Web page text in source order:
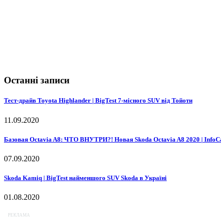
Останні записи
Тест-драйв Toyota Highlander | BigTest 7-місного SUV від Тойоти
11.09.2020
Базовая Octavia A8: ЧТО ВНУТРИ?! Новая Skoda Octavia A8 2020 |
07.09.2020
Skoda Kamiq | BigTest найменшого SUV Skoda в Україні
01.08.2020
РЕКЛАМА